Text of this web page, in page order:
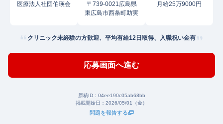
医療法人社団伯瑛会
〒739-0021広島県
東広島市西条町助実
月給25万9000円
クリニック未経験の方歓迎、平均有給12日取得、入職祝い金有
応募画面へ進む
原稿ID： 04ee190c05ab68bb
掲載開始日： 2026/05/01（金）
問題を報告する